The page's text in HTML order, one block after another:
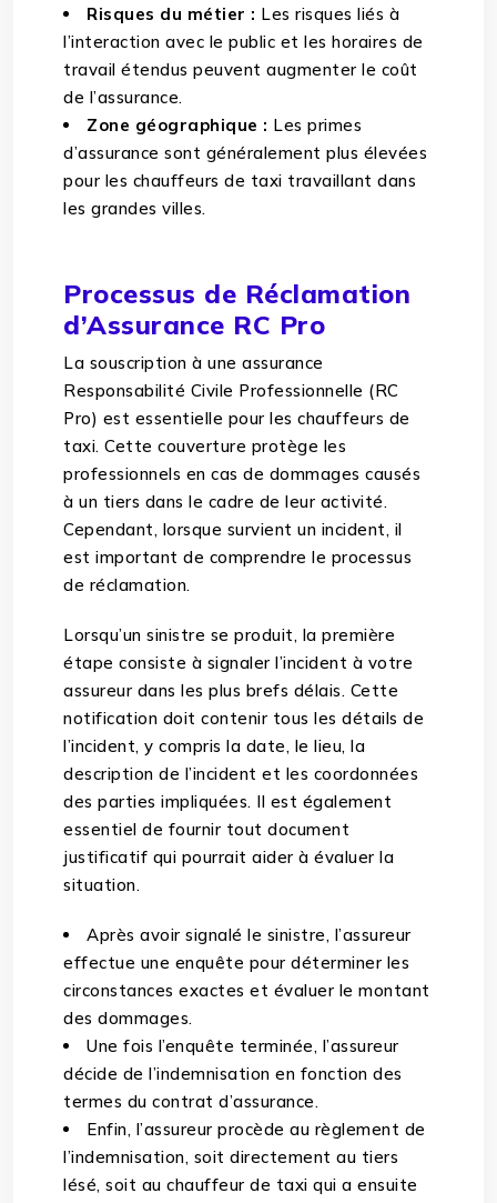
Risques du métier : Les risques liés à
l’interaction avec le public et les horaires de
travail étendus peuvent augmenter le coût
de l’assurance.
Zone géographique : Les primes
d’assurance sont généralement plus élevées
pour les chauffeurs de taxi travaillant dans
les grandes villes.
Processus de Réclamation
d’Assurance RC Pro
La souscription à une assurance
Responsabilité Civile Professionnelle (RC
Pro) est essentielle pour les chauffeurs de
taxi. Cette couverture protège les
professionnels en cas de dommages causés
à un tiers dans le cadre de leur activité.
Cependant, lorsque survient un incident, il
est important de comprendre le processus
de réclamation.
Lorsqu’un sinistre se produit, la première
étape consiste à signaler l’incident à votre
assureur dans les plus brefs délais. Cette
notification doit contenir tous les détails de
l’incident, y compris la date, le lieu, la
description de l’incident et les coordonnées
des parties impliquées. Il est également
essentiel de fournir tout document
justificatif qui pourrait aider à évaluer la
situation.
Après avoir signalé le sinistre, l’assureur
effectue une enquête pour déterminer les
circonstances exactes et évaluer le montant
des dommages.
Une fois l’enquête terminée, l’assureur
décide de l’indemnisation en fonction des
termes du contrat d’assurance.
Enfin, l’assureur procède au règlement de
l’indemnisation, soit directement au tiers
lésé, soit au chauffeur de taxi qui a ensuite